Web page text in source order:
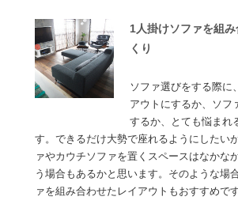
1人掛けソファを組
くり
ソファ選びをする際に
アウトにするか、ソフ
するか、とても悩まれ
す。できるだけ大勢で座れるようにしたい
ァやカウチソファを置くスペースはなかな
う場合もあるかと思います。そのような場
ァを組み合わせたレイアウトもおすすめ